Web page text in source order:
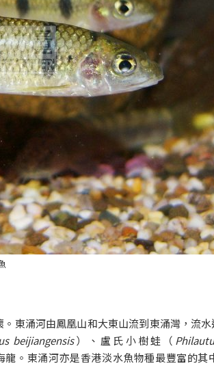
東涌河由鳳凰山和大東山流到東涌灣，流
beijiangensis）、盧氏小樹蛙（
龍。東涌河亦是香港淡水魚物種最豐富的其